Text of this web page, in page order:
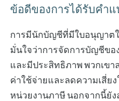
ข้อดีของการได้รับคำ
การมีนักบัญชีที่มีใบอนุญาต
มั่นใจว่าการจัดการบัญชีขอ
และมีประสิทธิภาพ พวกเข
ค่าใช้จ่ายและลดความเสี่ย
หน่วยงานภาษี นอกจากนี้ยั